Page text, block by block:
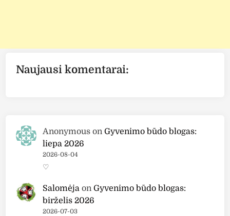
Naujausi komentarai:
Anonymous onGyvenimo būdo blogas:
liepa 2026
2026-08-04
♡
Salomėja onGyvenimo būdo blogas:
birželis 2026
2026-07-03